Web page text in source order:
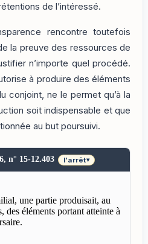
de l’intéressé.
rencontre toutefois
la preuve des ressources de
n’importe quel procédé.
à produire des éléments
conjoint, ne le permet qu’à la
soit indispensable et que
au but poursuivi.
n° 15-12.403 l'arrêt▾
une partie produisait, au
des éléments portant atteinte à